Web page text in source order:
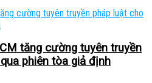
tăng cường tuyên truyền
phiên tòa giả định